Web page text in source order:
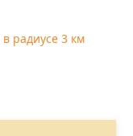
в радиусе 3 км